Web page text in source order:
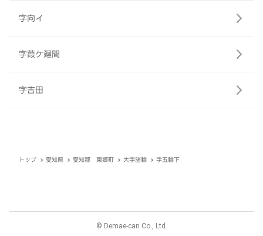
字向イ
字葭ケ廻間
字吉田
トップ 愛知県 愛知郡 東郷町 大字諸輪 字五輪下
© Demae-can Co., Ltd.